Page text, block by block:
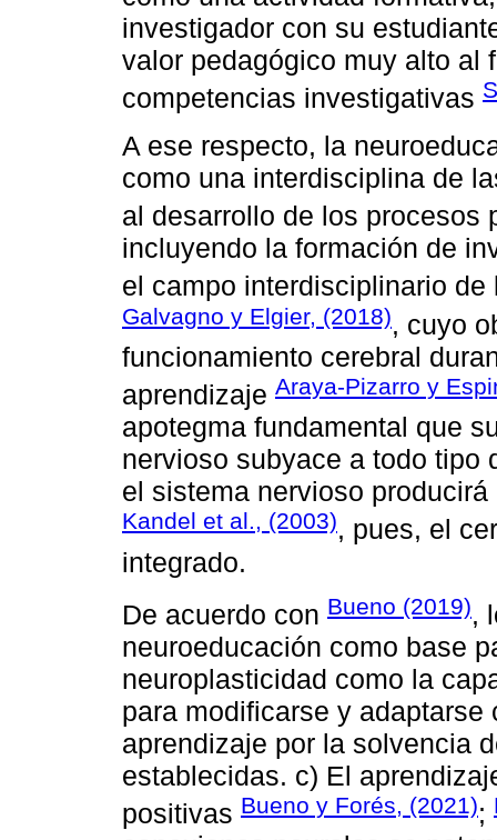
investigador con su
valor pedagógico muy alto al
competencias investigativas
A ese respecto, la
como una interdisciplina de
al desarrollo de los procesos
incluyendo la formación de
el campo interdisciplinario
Galvagno y Elgier, (2018), cuyo
funcionamiento cerebral
aprendizaje Araya-Pizarro y
apotegma fundamental que
nervioso subyace a todo tipo
el sistema nervioso
Kandel et al., (2003), pues, el
integrado.
De acuerdo con Bueno (2019),
neuroeducación como base
neuroplasticidad como la
para modificarse y
aprendizaje por la solvencia
establecidas. c) El
positivas Bueno y Forés, (2021);